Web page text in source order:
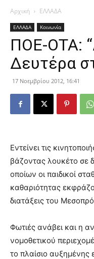
Αρχική ΕΛΛΑΔΑ
ΕΛΛΑΔΑ Κοινωνία
ΠΟΕ-ΟΤΑ:
Δευτέρα
17 Νοεμβρίου 2012, 16:41
Εντείνει τις
βάζοντας λουκέτο σε
οποίων οι παιδικοί
καθαριότητας
διατάξεις του
Φωτιές ανάβει και η
νομοθετικού
το πλαίσιο αυξημένης